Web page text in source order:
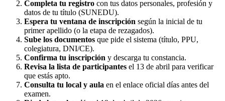
Completa tu registro con tus datos personales, profesión y
datos de tu título (SUNEDU).
Espera tu ventana de inscripción según la inicial de tu
primer apellido (o la etapa de rezagados).
Sube los documentos que pide el sistema (título, PPU,
colegiatura, DNI/CE).
Confirma tu inscripción y descarga tu constancia.
Revisa la lista de participantes el 13 de abril para verificar
que estás apto.
Consulta tu local y aula en el enlace oficial días antes del
examen.